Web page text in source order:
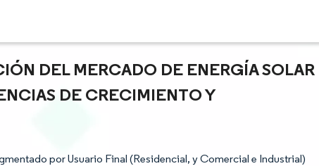
DEL MERCADO DE ENERGÍA SOLAR
DE CRECIMIENTO Y
por Usuario Final (Residencial, y Comercial e Industrial)